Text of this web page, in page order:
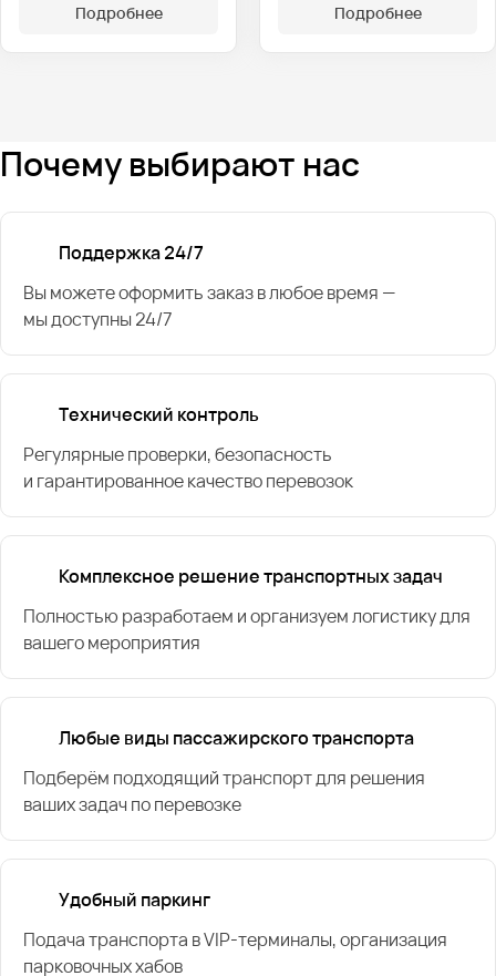
Подробнее
Подробнее
Почему выбирают нас
Поддержка 24/7
Вы можете оформить заказ в любое время —
мы доступны 24/7
Технический контроль
Регулярные проверки, безопасность
и гарантированное качество перевозок
Комплексное решение транспортных задач
Полностью разработаем и организуем логистику для
вашего мероприятия
Любые виды пассажирского транспорта
Подберём подходящий транспорт для решения
ваших задач по перевозке
Удобный паркинг
Подача транспорта в VIP-терминалы, организация
парковочных хабов